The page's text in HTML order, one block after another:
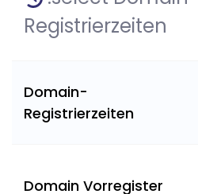
Registrierzeiten
Domain-
Registrierzeiten
Domain Vorregister